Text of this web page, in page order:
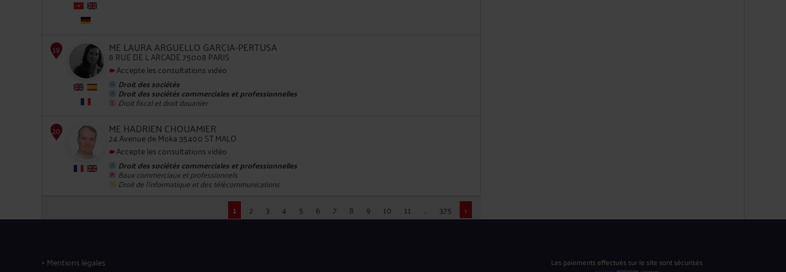
ME LAURA ARGUELLO GARCIA-PERTUSA
8 RUE DE L ARCADE 75008 PARIS
Accepte les consultations vidéo
Droit des sociétés
Droit des sociétés commerciales et professionnelles
Droit fiscal et droit douanier
ME HADRIEN CHOUAMIER
24 Avenue de Moka 35400 ST MALO
Accepte les consultations vidéo
Droit des sociétés commerciales et professionnelles
Baux commerciaux et professionnels
Droit de l'informatique et des télécommunications
1 2 3 4 5 6 7 8 9 10 11 ... 375 >
Mentions légales